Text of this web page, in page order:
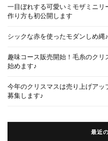
一目ぼれする可愛いミモザミニ
作り方も初公開します
シックな赤を使ったモダンしめ
趣味コース販売開始！毛糸のク
始めます♪
今年のクリスマスは売り上げア
募集します♪
最近